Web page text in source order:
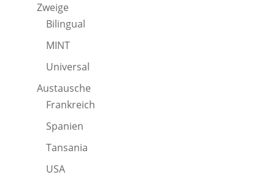
Zweige
Bilingual
MINT
Universal
Austausche
Frankreich
Spanien
Tansania
USA